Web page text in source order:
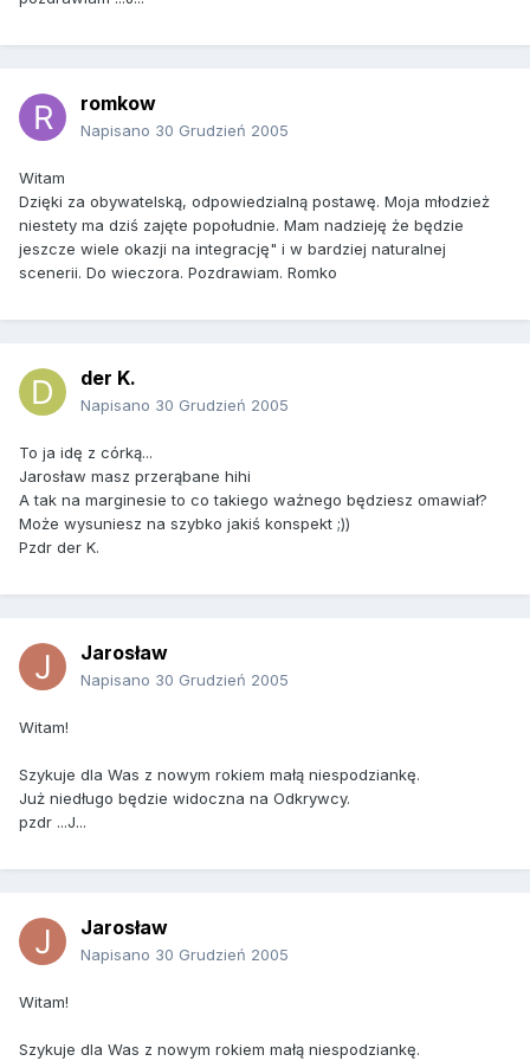
romkow
Napisano 30 Grudzień 2005
Witam
Dzięki za obywatelską, odpowiedzialną postawę. Moja młodzież
niestety ma dziś zajęte popołudnie. Mam nadzieję że będzie
jeszcze wiele okazji na integrację" i w bardziej naturalnej
scenerii. Do wieczora. Pozdrawiam. Romko
der K.
Napisano 30 Grudzień 2005
To ja idę z córką...
Jarosław masz przerąbane hihi
A tak na marginesie to co takiego ważnego będziesz omawiał?
Może wysuniesz na szybko jakiś konspekt ;))
Pzdr der K.
Jarosław
Napisano 30 Grudzień 2005
Witam!
Szykuje dla Was z nowym rokiem małą niespodziankę.
Już niedługo będzie widoczna na Odkrywcy.
pzdr ...J...
Jarosław
Napisano 30 Grudzień 2005
Witam!
Szykuje dla Was z nowym rokiem małą niespodziankę.